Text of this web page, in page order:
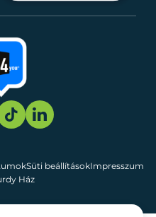
Ház
Süti beállításokImpresszum